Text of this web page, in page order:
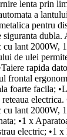
lenta prin
a
pentru
siguranta dubla.
cu lant 2000W,
de ulei
rapida
frontal
foarte facila;
cu lant 2000W,
•1 x
electric; •1